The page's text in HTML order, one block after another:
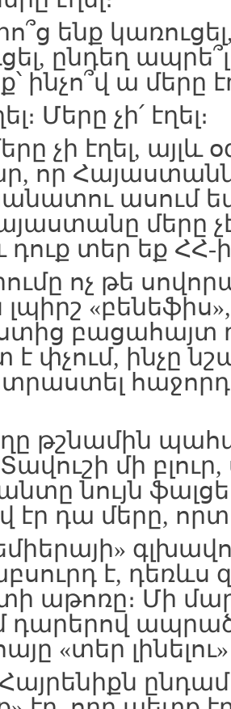
ենք
ընդեղ
ինչո՞վ ա մերը
Մերը չի՛ էղել։
չի էղել,
որ Հայաստանն
ասում
մերը
տեր եք ՀՀ-
ոչ թե
բացահայտ
փչում, ինչը
հաջորդ
թշնամին
մի բլուր,
նույն
էր դա մերը,
է, դեռևս
աթոռը։ Մի
դարերով
«տեր